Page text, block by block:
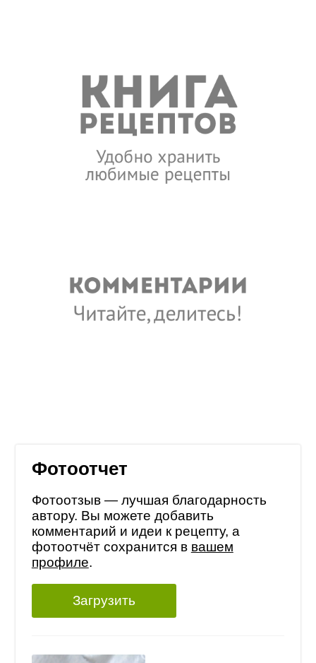
Фотоотчет
Фотоотзыв — лучшая благодарность
автору. Вы можете добавить
комментарий и идеи к рецепту, а
фотоотчёт сохранится в вашем
профиле.
Загрузить